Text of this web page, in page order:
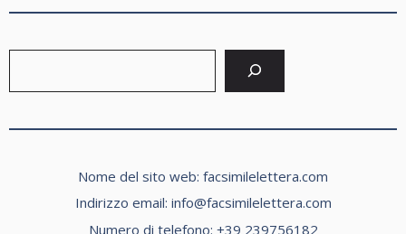
Nome del sito web: facsimilelettera.com
Indirizzo email: info@facsimilelettera.com
Numero di telefono: +39 239756182